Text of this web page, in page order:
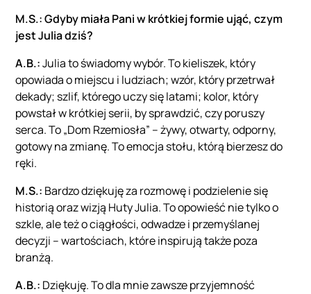
M.S.: Gdyby miała Pani w krótkiej formie ująć, czym
jest Julia dziś?
A.B.:Julia to świadomy wybór. To kieliszek, który
opowiada o miejscu i ludziach; wzór, który przetrwał
dekady; szlif, którego uczy się latami; kolor, który
powstał w krótkiej serii, by sprawdzić, czy poruszy
serca. To „Dom Rzemiosła” – żywy, otwarty, odporny,
gotowy na zmianę. To emocja stołu, którą bierzesz do
ręki.
M.S.: Bardzo dziękuję za rozmowę i podzielenie się
historią oraz wizją Huty Julia. To opowieść nie tylko o
szkle, ale też o ciągłości, odwadze i przemyślanej
decyzji – wartościach, które inspirują także poza
branżą.
A.B.: Dziękuję. To dla mnie zawsze przyjemność